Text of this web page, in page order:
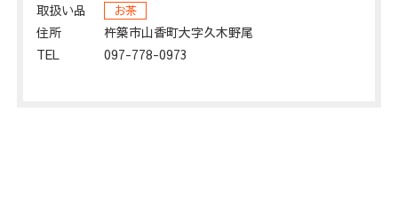
取扱い品 お茶
住所
杵築市山香町大字久木野尾
TEL
097-778-0973